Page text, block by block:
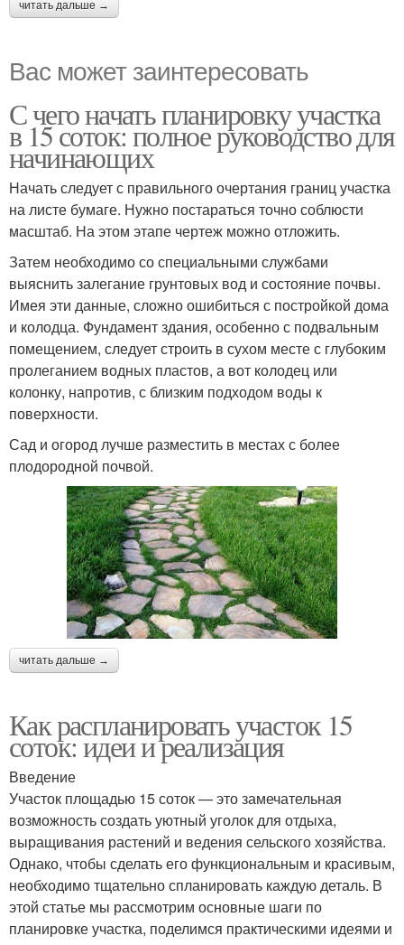
читать дальше →
Вас может заинтересовать
С чего начать планировку участка
в 15 соток: полное руководство для
начинающих
Начать следует с правильного очертания границ участка
на листе бумаге. Нужно постараться точно соблюсти
масштаб. На этом этапе чертеж можно отложить.
Затем необходимо со специальными службами
выяснить залегание грунтовых вод и состояние почвы.
Имея эти данные, сложно ошибиться с постройкой дома
и колодца. Фундамент здания, особенно с подвальным
помещением, следует строить в сухом месте с глубоким
пролеганием водных пластов, а вот колодец или
колонку, напротив, с близким подходом воды к
поверхности.
Сад и огород лучше разместить в местах с более
плодородной почвой.
читать дальше →
Как распланировать участок 15
соток: идеи и реализация
Введение
Участок площадью 15 соток — это замечательная
возможность создать уютный уголок для отдыха,
выращивания растений и ведения сельского хозяйства.
Однако, чтобы сделать его функциональным и красивым,
необходимо тщательно спланировать каждую деталь. В
этой статье мы рассмотрим основные шаги по
планировке участка, поделимся практическими идеями и